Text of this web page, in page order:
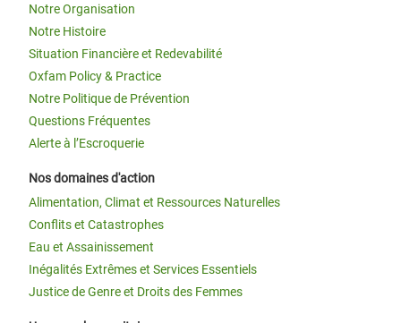
Notre Organisation
Notre Histoire
Situation Financière et Redevabilité
Oxfam Policy & Practice
Notre Politique de Prévention
Questions Fréquentes
Alerte à l’Escroquerie
Nos domaines d'action
Alimentation, Climat et Ressources Naturelles
Conflits et Catastrophes
Eau et Assainissement
Inégalités Extrêmes et Services Essentiels
Justice de Genre et Droits des Femmes